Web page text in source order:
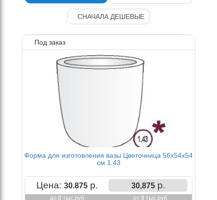
Под заказ
Форма для изготовления вазы Цветочница 56х54х54
см 1.43
Цена: 30.875р.
до 8 тыс.руб
30,875р.
от 8 тыс.руб